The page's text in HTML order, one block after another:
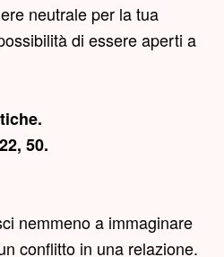
neutrale per la tua
di essere aperti a
.
50.
nemmeno a immaginare
conflitto in una relazione.